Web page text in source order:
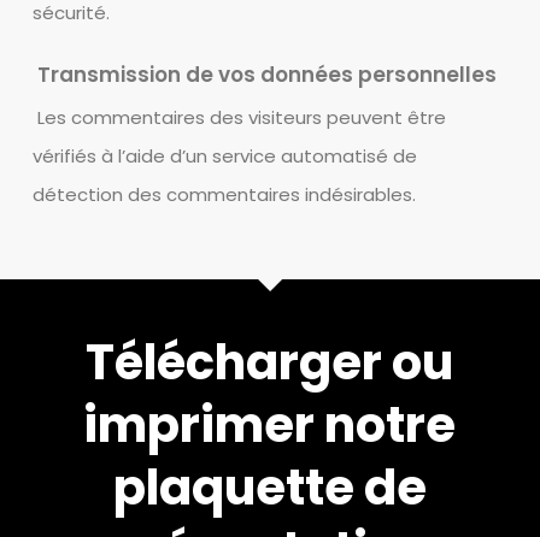
sécurité.
Transmission de vos données personnelles
Les commentaires des visiteurs peuvent être
vérifiés à l’aide d’un service automatisé de
détection des commentaires indésirables.
Télécharger ou
imprimer notre
plaquette de